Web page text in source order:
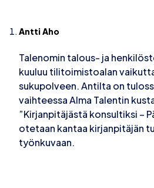
Antti Aho
Talenomin talous- ja
kuuluu tilitoimistoalan
sukupolveen. Antilta on
vaihteessa Alma Talentin
”Kirjanpitäjästä konsultiksi –
otetaan kantaa kirjanpitäjän
työnkuvaan.